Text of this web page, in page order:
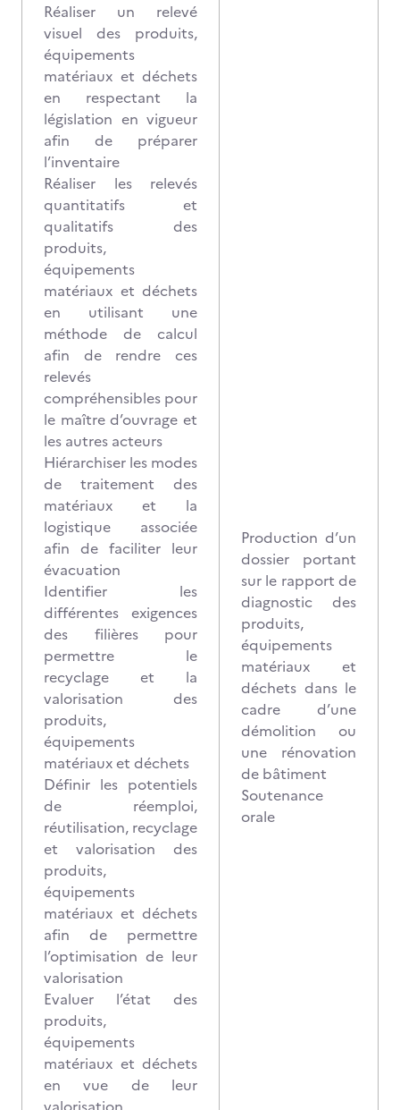
Réaliser un relevé
visuel des produits,
équipements
matériaux et déchets
en respectant la
législation en vigueur
afin de préparer
l’inventaire
Réaliser les relevés
quantitatifs et
qualitatifs des
produits,
équipements
matériaux et déchets
en utilisant une
méthode de calcul
afin de rendre ces
relevés
compréhensibles pour
le maître d’ouvrage et
les autres acteurs
Hiérarchiser les modes
de traitement des
matériaux et la
logistique associée
afin de faciliter leur
évacuation
Identifier les
différentes exigences
des filières pour
permettre le
recyclage et la
valorisation des
produits,
équipements
matériaux et déchets
Définir les potentiels
de réemploi,
réutilisation, recyclage
et valorisation des
produits,
équipements
matériaux et déchets
afin de permettre
l’optimisation de leur
valorisation
Evaluer l’état des
produits,
équipements
matériaux et déchets
en vue de leur
Production d’un
dossier portant
sur le rapport de
diagnostic des
produits,
équipements
matériaux et
déchets dans le
cadre d’une
démolition ou
une rénovation
de bâtiment
Soutenance
orale